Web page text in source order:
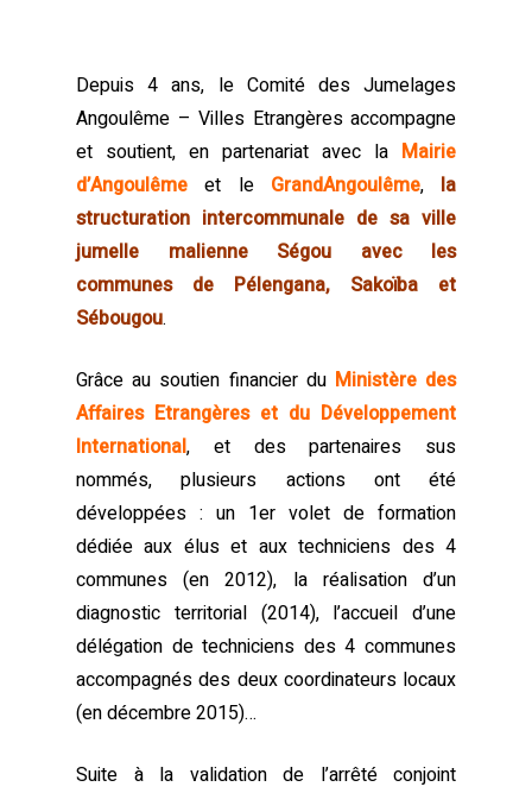
Depuis 4 ans, le Comité des Jumelages
Angoulême – Villes Etrangères accompagne
et soutient, en partenariat avec la Mairie
d’Angoulême et le GrandAngoulême, la
structuration intercommunale de sa ville
jumelle malienne Ségou avec les
communes de Pélengana, Sakoïba et
Sébougou.
Grâce au soutien financier du Ministère des
Affaires Etrangères et du Développement
International, et des partenaires sus
nommés, plusieurs actions ont été
développées : un 1er volet de formation
dédiée aux élus et aux techniciens des 4
communes (en 2012), la réalisation d’un
diagnostic territorial (2014), l’accueil d’une
délégation de techniciens des 4 communes
accompagnés des deux coordinateurs locaux
(en décembre 2015)…
Suite à la validation de l’arrêté conjoint